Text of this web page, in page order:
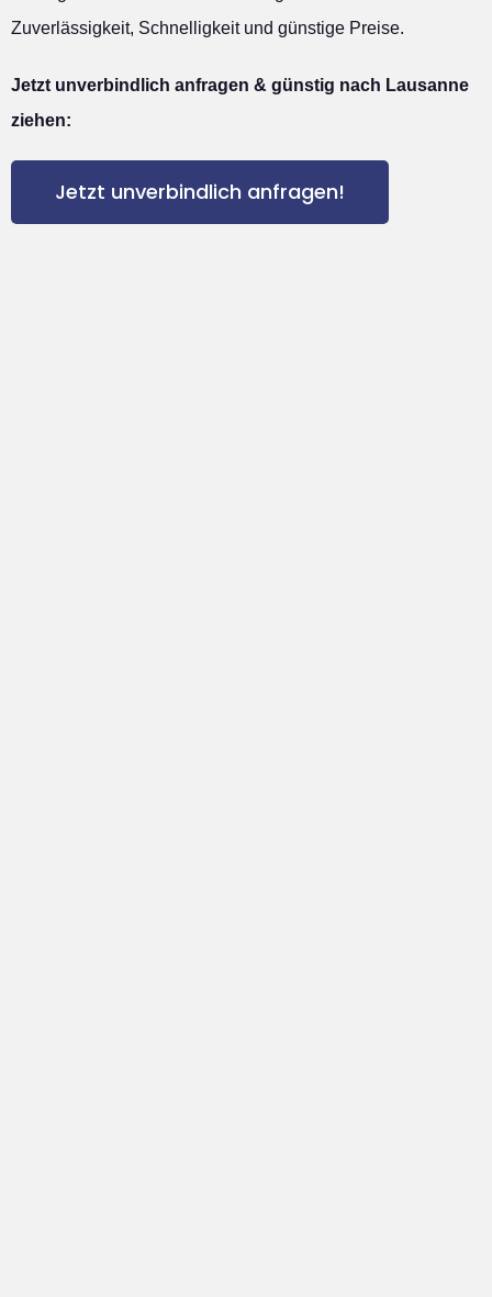
Zuverlässigkeit, Schnelligkeit und günstige Preise.
Jetzt unverbindlich anfragen & günstig nach Lausanne
ziehen:
Jetzt unverbindlich anfragen!